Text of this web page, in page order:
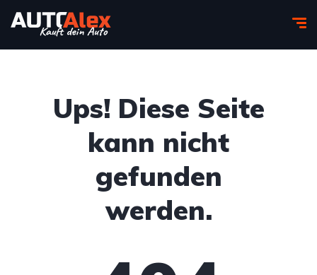
Ups! Diese Seite
kann nicht
gefunden
werden.